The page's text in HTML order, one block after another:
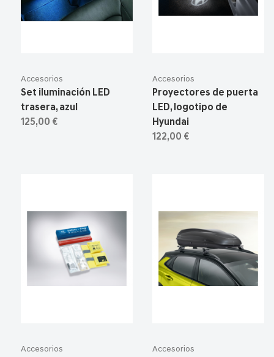
Accesorios
Set iluminación LED
trasera, azul
125,00 €
Accesorios
Proyectores de puerta
LED, logotipo de
Hyundai
122,00 €
Accesorios Accesorios